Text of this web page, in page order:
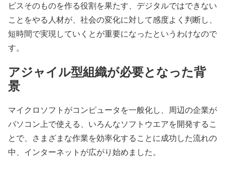
ビスそのものを作る役割を果たす、デジタルではできない
ことをやる人材が、社会の変化に対して感度よく判断し、
短時間で実現していくとが重要になったというわけなので
す。
アジャイル型組織が必要となった背
景
マイクロソフトがコンピュータを一般化し、周辺の企業が
パソコン上で使える、いろんなソフトウエアを開発するこ
とで、さまざまな作業を効率化することに成功した流れの
中、インターネットが広がり始めました。